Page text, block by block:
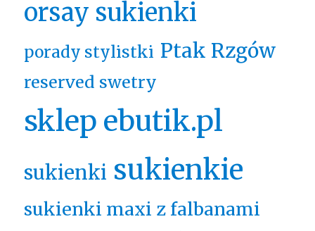
orsay sukienki
porady stylistki Ptak Rzgów
reserved swetry
sklep ebutik.pl
sukienki sukienkie
sukienki maxi z falbanami